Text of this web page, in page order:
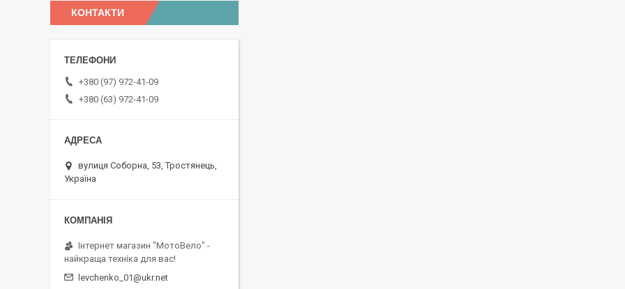
КОНТАКТИ
+380 (97) 972-41-09
+380 (63) 972-41-09
вулиця Соборна, 53, Тростянець,
Україна
Інтернет магазин "МотоВело" -
найкраща техніка для вас!
levchenko_01@ukr.net